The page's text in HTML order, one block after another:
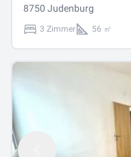
8750 Judenburg
3 Zimmer 56 ㎡